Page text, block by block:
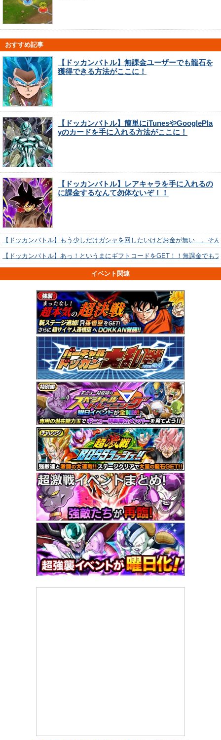
おすすめ記事
【ドッカンバトル】無課金ユーザーでも龍石を
獲得できる方法がここに！
【ドッカンバトル】簡単にiTunesやGooglePla
yのカードを手に入れる方法がここに！
【ドッカンバトル】レアキャラを手に入れるの
に課金するなんて勿体ないぞ！！
【ドッカンバトル】もう少しだけガシャを回したいけどお金が無い…。そ
【ドッカンバトル】あっ！というまにギフトコードをGET！！無課金でも
イベント関連